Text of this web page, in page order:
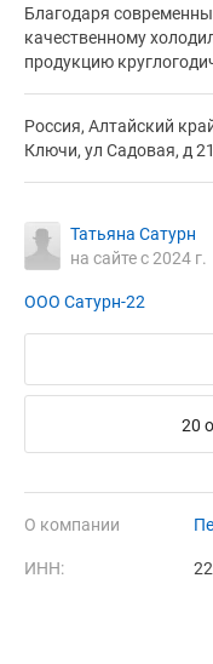
Благодаря
качественному
продукцию
Россия, Алтайский
Ключи, ул Садовая, д
Татьяна Сатурн
на сайте с 2024 г.
ООО Сатурн-22
20
О компании
ИНН: